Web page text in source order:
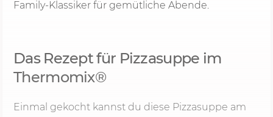
Family-Klassiker für gemütliche Abende.
Das Rezept für Pizzasuppe im
Thermomix®
Einmal gekocht kannst du diese Pizzasuppe am